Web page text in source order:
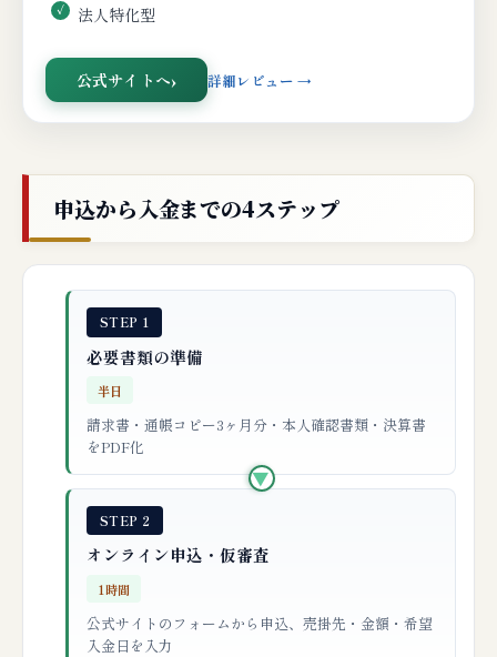
法人特化型
公式サイトへ 詳細レビュー →
申込から入金までの4ステップ
STEP 1
必要書類の準備
半日
請求書・通帳コピー3ヶ月分・本人確認書類・決算書
をPDF化
▶
STEP 2
オンライン申込・仮審査
1時間
公式サイトのフォームから申込、売掛先・金額・希望
入金日を入力